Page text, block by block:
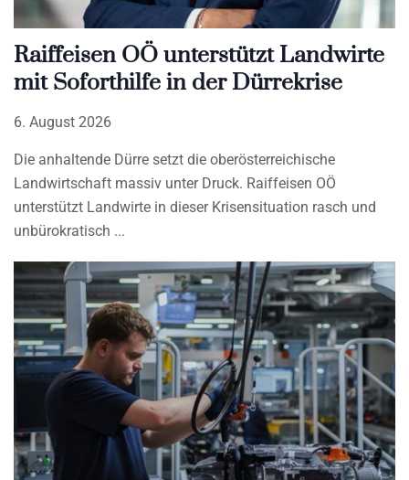
Raiffeisen OÖ unterstützt Landwirte
mit Soforthilfe in der Dürrekrise
6. August 2026
Die anhaltende Dürre setzt die oberösterreichische
Landwirtschaft massiv unter Druck. Raiffeisen OÖ
unterstützt Landwirte in dieser Krisensituation rasch und
unbürokratisch